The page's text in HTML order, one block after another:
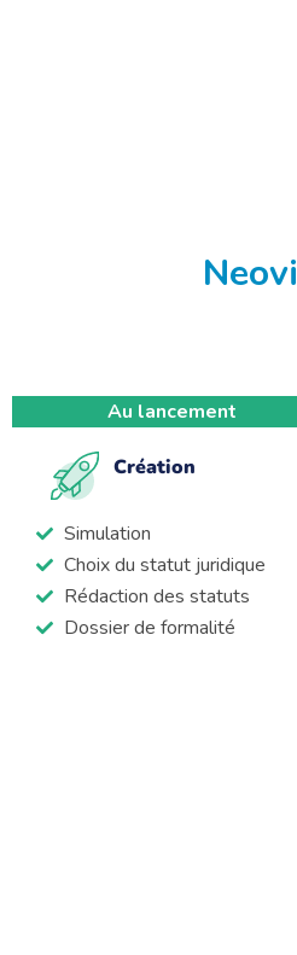
Neovi
Au lancement
Création
Simulation
Choix du statut juridique
Rédaction des statuts
Dossier de formalité